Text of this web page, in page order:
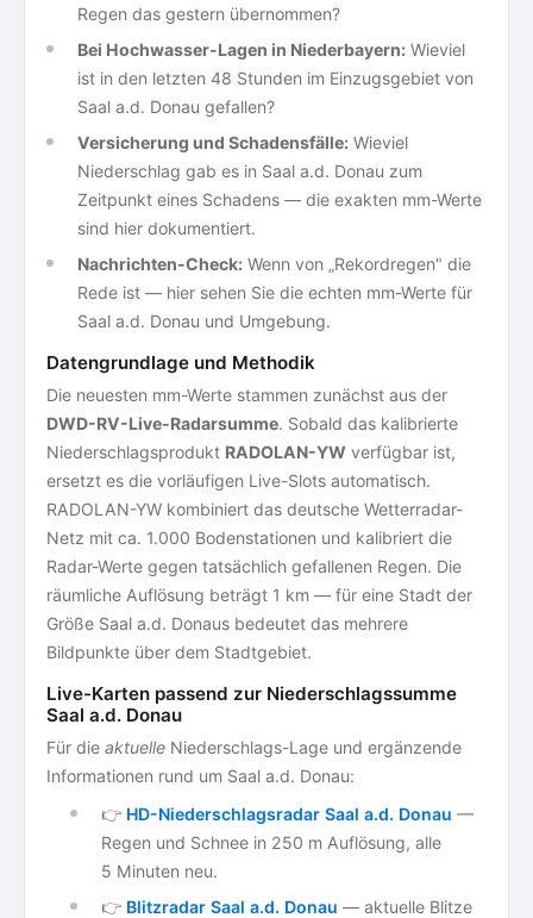
Regen das gestern übernommen?
Bei Hochwasser-Lagen in Niederbayern: Wieviel
ist in den letzten 48 Stunden im Einzugsgebiet von
Saal a.d. Donau gefallen?
Versicherung und Schadensfälle: Wieviel
Niederschlag gab es in Saal a.d. Donau zum
Zeitpunkt eines Schadens — die exakten mm-Werte
sind hier dokumentiert.
Nachrichten-Check: Wenn von „Rekordregen" die
Rede ist — hier sehen Sie die echten mm-Werte für
Saal a.d. Donau und Umgebung.
Datengrundlage und Methodik
Die neuesten mm-Werte stammen zunächst aus der
DWD-RV-Live-Radarsumme. Sobald das kalibrierte
Niederschlagsprodukt RADOLAN-YW verfügbar ist,
ersetzt es die vorläufigen Live-Slots automatisch.
RADOLAN-YW kombiniert das deutsche Wetterradar-
Netz mit ca. 1.000 Bodenstationen und kalibriert die
Radar-Werte gegen tatsächlich gefallenen Regen. Die
räumliche Auflösung beträgt 1 km — für eine Stadt der
Größe Saal a.d. Donaus bedeutet das mehrere
Bildpunkte über dem Stadtgebiet.
Live-Karten passend zur Niederschlagssumme
Saal a.d. Donau
Für die aktuelle Niederschlags-Lage und ergänzende
Informationen rund um Saal a.d. Donau:
👉 HD-Niederschlagsradar Saal a.d. Donau —
Regen und Schnee in 250 m Auflösung, alle
5 Minuten neu.
👉 Blitzradar Saal a.d. Donau — aktuelle Blitze